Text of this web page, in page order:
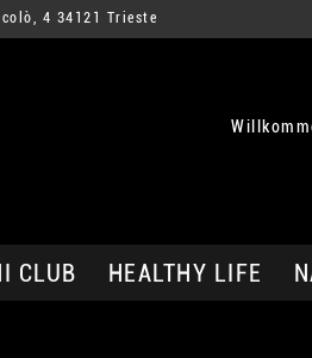
4 34121 Trieste
CLUB HEALTHY LIFE